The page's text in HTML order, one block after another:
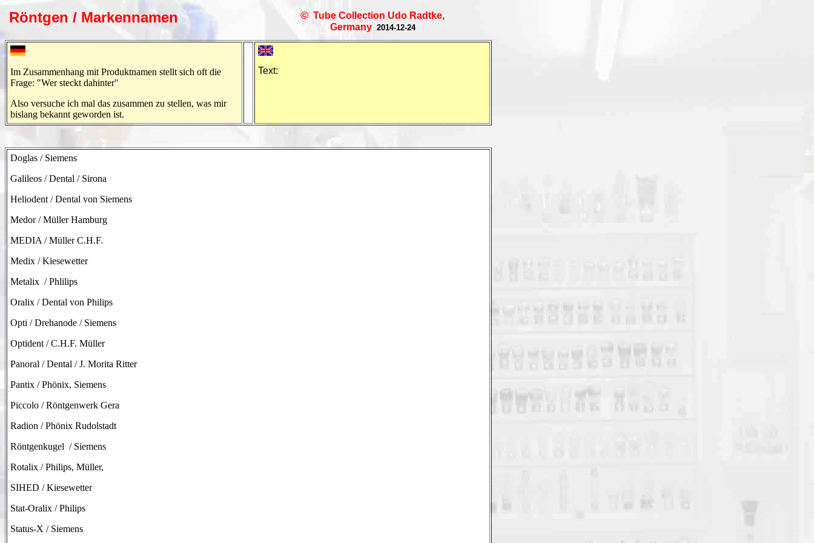
Röntgen / Markennamen © Tube Collection Udo Radtke,
Germany 2014-12-24
Im Zusammenhang mit Produktnamen stellt sich oft die
Frage: "Wer steckt dahinter"
Also versuche ich mal das zusammen zu stellen, was mir
bislang bekannt geworden ist.
Text:
Doglas / Siemens
Galileos / Dental / Sirona
Heliodent / Dental von Siemens
Medor / Müller Hamburg
MEDIA / Müller C.H.F.
Medix / Kiesewetter
Metalix / Phlilips
Oralix / Dental von Philips
Opti / Drehanode / Siemens
Optident / C.H.F. Müller
Panoral / Dental / J. Morita Ritter
Pantix / Phönix, Siemens
Piccolo / Röntgenwerk Gera
Radion / Phönix Rudolstadt
Röntgenkugel / Siemens
Rotalix / Philips, Müller,
SIHED / Kiesewetter
Stat-Oralix / Philips
Status-X / Siemens